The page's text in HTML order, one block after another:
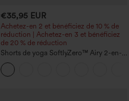
€35,95 EUR
Achetez-en 2 et bénéficiez de 10 % de
réduction | Achetez-en 3 et bénéficiez
de 20 % de réduction
Shorts de yoga SoftlyZero™ Airy 2-en-1
InstantCool, super taille haute, 7" avec
poches